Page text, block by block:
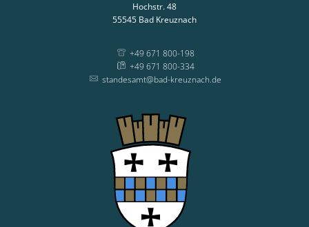
Hochstr. 48
55545 Bad Kreuznach
+49 671 800-198
+49 671 800-334
standesamt@bad-kreuznach.de